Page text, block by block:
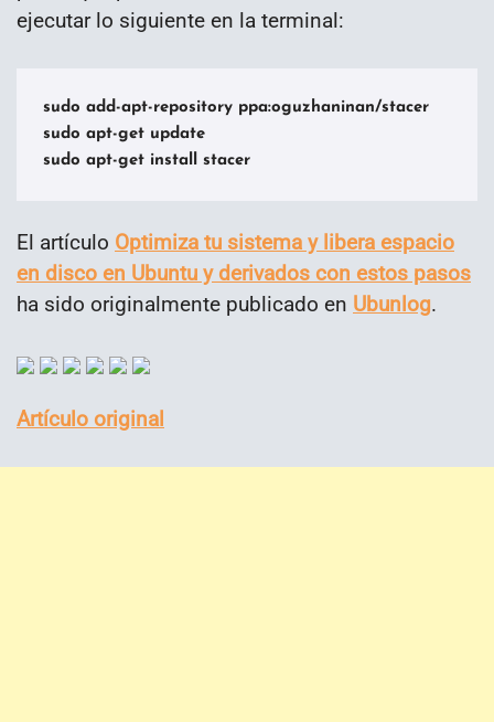
ejecutar lo siguiente en la terminal:
sudo add-apt-repository ppa:oguzhaninan/stacer
sudo apt-get update
sudo apt-get install stacer
El artículo Optimiza tu sistema y libera espacio
en disco en Ubuntu y derivados con estos pasos
ha sido originalmente publicado en Ubunlog.
Artículo original